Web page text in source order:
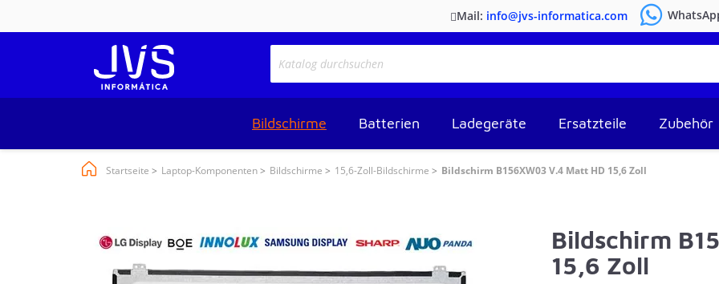
Mail: info@jvs-informatica.com
Bildschirme Batterien Ladegeräte Ersatzteile Zubehör
Startseite Laptop-Komponenten Bildschirme 15,6-Zoll-Bildschirme Bildschirm B156XW03 V.4 Matt HD 15,6 Zoll
Bildschirm
15,6 Zoll